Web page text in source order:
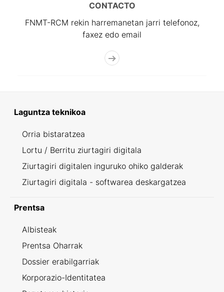
CONTACTO
FNMT-RCM rekin harremanetan jarri telefonoz,
faxez edo email
Laguntza teknikoa
Orria bistaratzea
Lortu / Berritu ziurtagiri digitala
Ziurtagiri digitalen inguruko ohiko galderak
Ziurtagiri digitala - softwarea deskargatzea
Prentsa
Albisteak
Prentsa Oharrak
Dossier erabilgarriak
Korporazio-Identitatea